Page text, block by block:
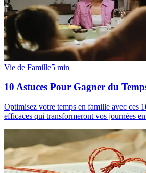
Vie de Famille5 min
10 Astuces Pour Gagner du
Optimisez votre temps en famille avec ces
efficaces qui transformeront vos journées